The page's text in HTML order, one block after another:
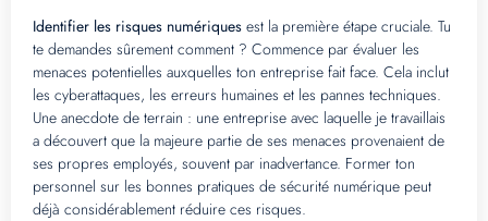
Identifier les risques numériques est la première étape cruciale. Tu
te demandes sûrement comment ? Commence par évaluer les
menaces potentielles auxquelles ton entreprise fait face. Cela inclut
les cyberattaques, les erreurs humaines et les pannes techniques.
Une anecdote de terrain : une entreprise avec laquelle je travaillais
a découvert que la majeure partie de ses menaces provenaient de
ses propres employés, souvent par inadvertance. Former ton
personnel sur les bonnes pratiques de sécurité numérique peut
déjà considérablement réduire ces risques.